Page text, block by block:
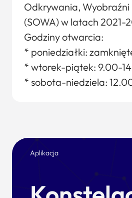
Odkrywania, Wyobraźni
(SOWA) w latach 2021-
Godziny otwarcia:
* poniedziałki:
* wtorek-piątek: 9.00-
* sobota-niedziela:
Aplikacja